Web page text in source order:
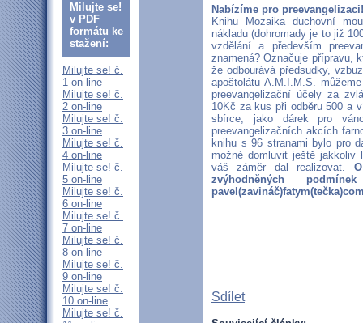
Milujte se!
v PDF
formátu ke
stažení:
Milujte se! č.
1 on-line
Milujte se! č.
2 on-line
Milujte se! č.
3 on-line
Milujte se! č.
4 on-line
Milujte se! č.
5 on-line
Milujte se! č.
6 on-line
Milujte se! č.
7 on-line
Milujte se! č.
8 on-line
Milujte se! č.
9 on-line
Milujte se! č.
10 on-line
Milujte se! č.
Nabízíme pro preevangelizaci!
Knihu Mozaika duchovní
nákladu (dohromady je to již
vzdělání a především
znamená? Označuje přípravu,
že odbourává předsudky,
apoštolátu A.M.I.M.S.
preevangelizační účely za
10Kč za kus při odběru 500 a
sbírce, jako dárek pro
preevangelizačních akcích
knihu s 96 stranami bylo pro
možné domluvit ještě
váš záměr dal realizovat.
zvýhodněných
Sdílet